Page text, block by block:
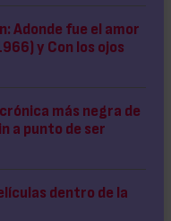
Adonde fue el amor
y Con los ojos
más negra de
a punto de ser
dentro de la